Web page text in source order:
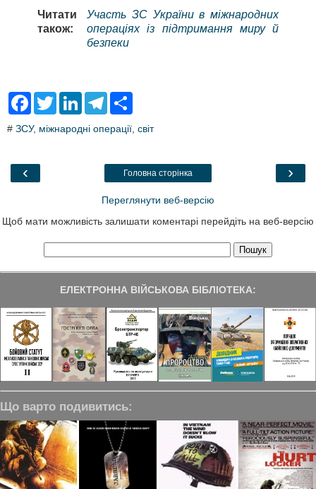
Читати
також:
Участь ЗС України в міжнародних
операціях із підтримання миру й
безпеки
F
e
o
T
t
L
k
T
e
a
r
# ЗСУ, міжнародні операції світ
‹ ›
Головна сторінка
Переглянути веб-версію
Щоб мати можливість залишати коментарі перейдіть на веб-версію
ЕЛЕКТРОННА ВІЙСЬКОВА БІБЛІОТЕКА:
Що варто подивитись: